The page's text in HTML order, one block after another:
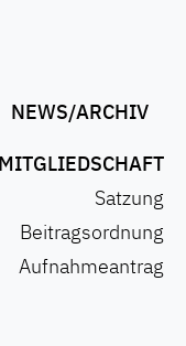
NEWS/ARCHIV
MITGLIEDSCHAFT
Satzung
Beitragsordnung
Aufnahmeantrag